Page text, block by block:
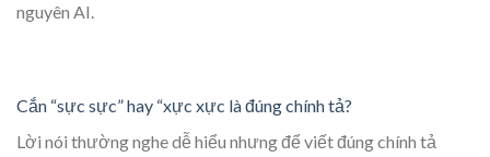
nguyên AI.
Cắn “sực sực” hay “xực xực là đúng chính tả?
Lời nói thường nghe dễ hiểu nhưng để viết đúng chính tả